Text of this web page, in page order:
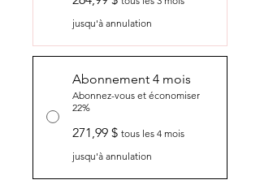
jusqu'à annulation
Abonnement 4 mois
Abonnez-vous et économiser
22%
271,99 $ tous les 4 mois
jusqu'à annulation